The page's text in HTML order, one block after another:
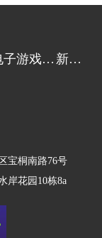
天线定制的采购批
子游戏的 新闻
宝桐南路76号
岸花园10栋8a